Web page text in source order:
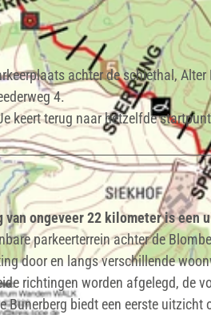
achter de schiethal,
4.
keert terug naar hetzelfde
van ongeveer 22 kilometer is
parkeerterrein achter de
door en langs verschillende
richtingen worden afgelegd, de
Bunerberg biedt een eerste